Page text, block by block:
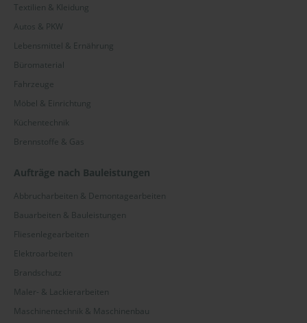
Textilien & Kleidung
Autos & PKW
Lebensmittel & Ernährung
Büromaterial
Fahrzeuge
Möbel & Einrichtung
Küchentechnik
Brennstoffe & Gas
Aufträge nach Bauleistungen
Abbrucharbeiten & Demontagearbeiten
Bauarbeiten & Bauleistungen
Fliesenlegearbeiten
Elektroarbeiten
Brandschutz
Maler- & Lackierarbeiten
Maschinentechnik & Maschinenbau